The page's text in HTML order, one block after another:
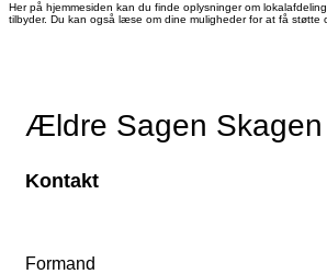
Her på hjemmesiden kan du finde oplysninger om
tilbyder. Du kan også læse om dine muligheder for at få støtte
Ældre Sagen Skagen
Kontakt
Formand